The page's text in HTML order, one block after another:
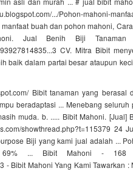
.../Pohon-mahoni-
buah dan pohon mahoni,
Jual Benih Biji
CV. Mitra Bibit
baik dalam partai besar ataupun
Bibit tanaman yang berasal
beradaptasi ... Menebang seluruh
muda. b. ..... Bibit Mahoni. [Jual]
showthread.php?t=115379 24
Biji yang kami jual adalah ...
69% ... Bibit Mahoni - 168
Bibit Mahoni Yang Kami Tawarkan :